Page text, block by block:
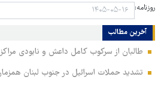
روزنامه:
آخرین مطالب
طالبان از سرکوب کامل داعش و نابودی
تشدید حملات اسرائیل در جنوب لبنان